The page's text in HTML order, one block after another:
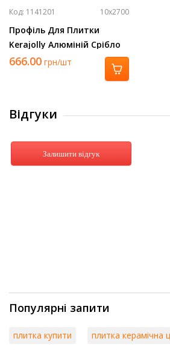
Код: 1141201 10х2700
Профіль Для Плитки
Kerajolly Алюміній Срібло
2700Х10 Tr 100 As
666.00 грн/шт
Відгуки
Залишити відгук
Популярні запити
плитка купити плитка керамічна